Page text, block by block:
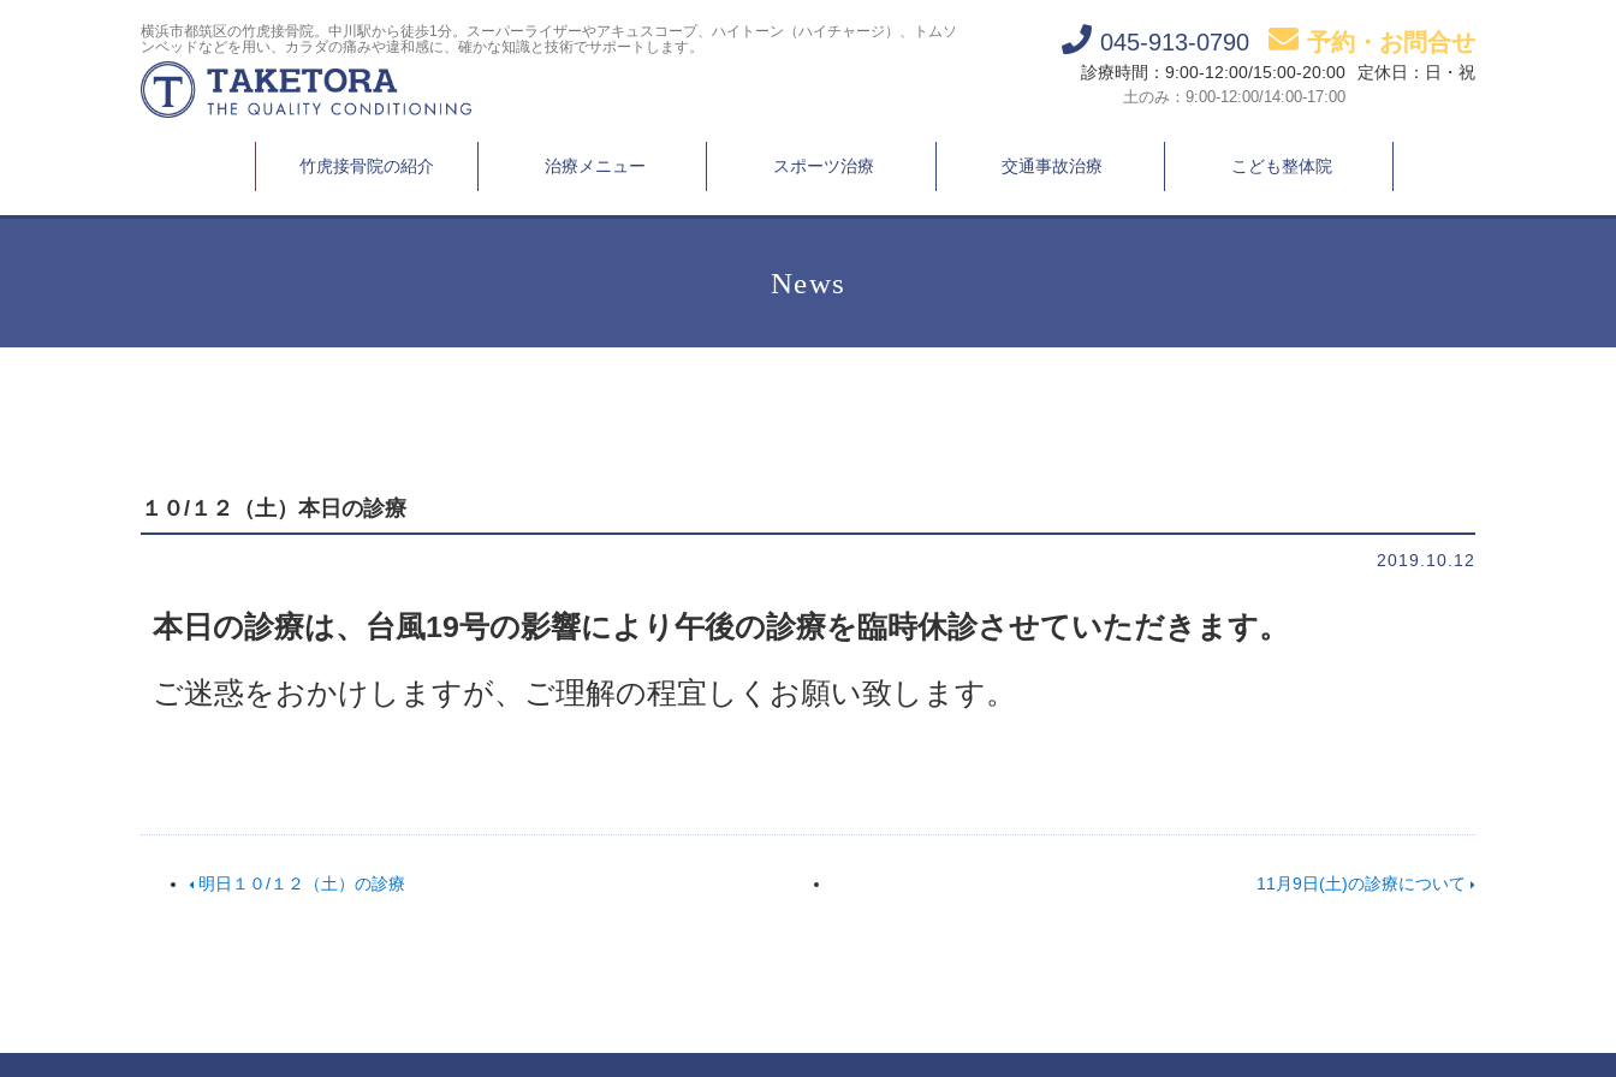
横浜市都筑区の竹虎接骨院。中川駅から徒歩1分。スーパーライザーやアキュスコープ、ハイトーン（ハイチャージ）、トムソ
ンベッドなどを用い、カラダの痛みや違和感に、確かな知識と技術でサポートします。
045-913-0790 予約・お問合せ
診療時間：9:00-12:00/15:00-20:00
土のみ：9:00-12:00/14:00-17:00
定休日：日・祝
竹虎接骨院の紹介 治療メニュー スポーツ治療 交通事故治療 こども整体院
News
１０/１２（土）本日の診療
2019.10.12
本日の診療は、台風19号の影響により午後の診療を臨時休診させていただきます。
ご迷惑をおかけしますが、ご理解の程宜しくお願い致します。
明日１０/１２（土）の診療 11月9日(土)の診療について